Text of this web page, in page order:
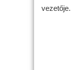
vezetője.